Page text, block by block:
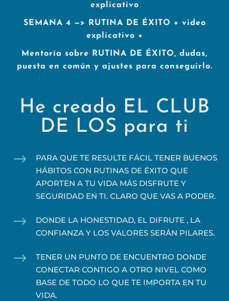
explicativo
SEMANA 4 —> RUTINA DE ÉXITO + video
explicativo +
Mentoría sobre RUTINA DE ÉXITO, dudas,
puesta en común y ajustes para conseguirlo.
He creado EL CLUB
DE LOS para ti
$
PARA QUE TE RESULTE FÁCIL TENER BUENOS
HÁBITOS CON RUTINAS DE ÉXITO QUE
APORTEN A TU VIDA MÁS DISFRUTE Y
SEGURIDAD EN TI. CLARO QUE VAS A PODER.
$
DONDE LA HONESTIDAD, EL DIFRUTE , LA
CONFIANZA Y LOS VALORES SERÁN PILARES.
$
TENER UN PUNTO DE ENCUENTRO DONDE
CONECTAR CONTIGO A OTRO NIVEL COMO
BASE DE TODO LO QUE TE IMPORTA EN TU
VIDA.